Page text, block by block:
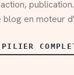
en moteur
PILIER